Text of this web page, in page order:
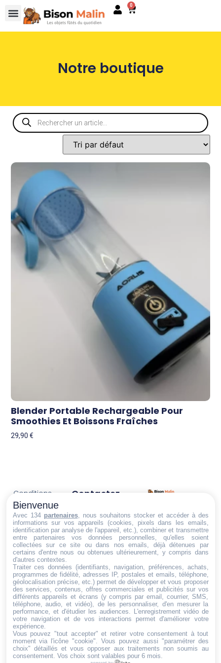
0
Notre boutique
Blender Portable Rechargeable Pour
Smoothies Et Boissons Fraîches
29,90€
Trouvez ce qu'il vous faut,
au bon endroit
Conditions
générales
de vente
Politique de
cookies
Politique de
confidentialité
Mentions
légales
Conditions de
retour et de
remboursement
Droit de
rétractation
Contactez-
Email:
dt@sasbms.fr
Bienvenue
Avec 134 partenaires, nous souhaitons stocker et accéder à des
informations sur vos appareils (cookies, pixels dans les emails,
identification par analyse de l'appareil, etc.), combiner et transmettre
entre partenaires vos données personnelles, qu'elles soient
collectées sur ce site ou dans nos emails, déjà détenues par
certains d'entre nous ou obtenues ultérieurement, y compris dans
d'autres contextes.
Traiter ces données (identifiants, navigation, préférences, achats,
programmes de fidélité, adresses IP, postales et emails, téléphone,
géolocalisation précise, etc.) permet de développer et vous proposer
des services, contenus, offres commerciales et publicités sur vos
différents appareils et écrans (y compris par email, courrier, SMS,
téléphone, audio, et vidéo), de les personnaliser, d'en mesurer la
performance, et d'étudier les audiences. L'enregistrement vidéo de
votre navigation et de vos interactions permet d'améliorer votre
expérience.
Vous pouvez "tout accepter" et retirer votre consentement à tout
moment via l'icône "cookie" . Vous pouvez aussi "paramétrer des
choix" détaillés et vous opposer aux traitements non soumis au
consentement. Vos choix sont valables pour 6 mois.